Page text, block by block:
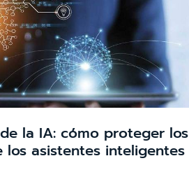
la IA: cómo proteger los
asistentes inteligentes